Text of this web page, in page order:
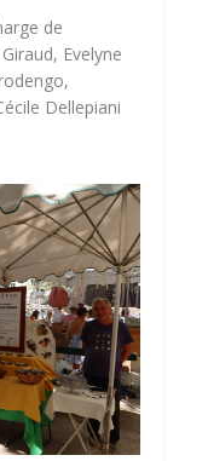
de
Evelyne
Dellepiani